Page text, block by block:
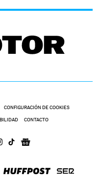
CONFIGURACIÓN DE COOKIES
CONTACTO